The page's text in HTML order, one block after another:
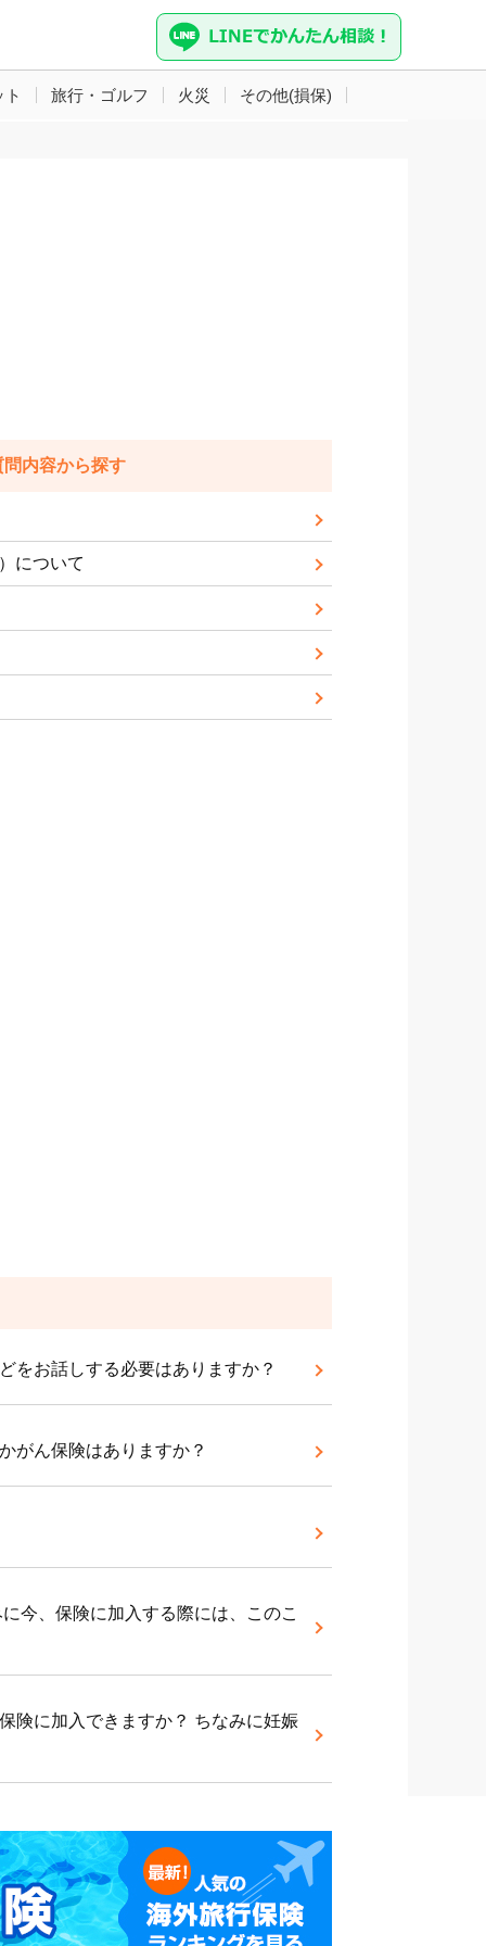
ト 旅行・ゴルフ 火災 その他(損保)
問内容から探す
について
をお話しする必要はありますか？
がん保険はありますか？
今、保険に加入する際には、このこ
険に加入できますか？ ちなみに妊娠